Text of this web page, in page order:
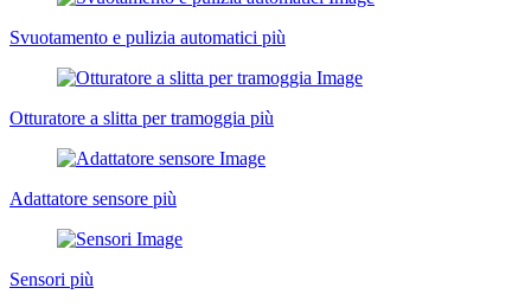
Svuotamento e pulizia automatici più
Otturatore a slitta per tramoggia più
Adattatore sensore più
Sensori più